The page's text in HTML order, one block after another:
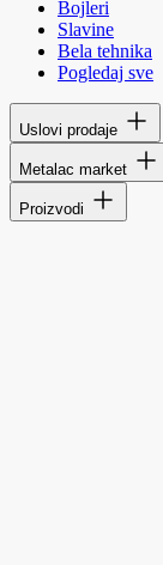
Bojleri
Slavine
Bela tehnika
Pogledaj sve
Uslovi prodaje
Metalac market
Proizvodi